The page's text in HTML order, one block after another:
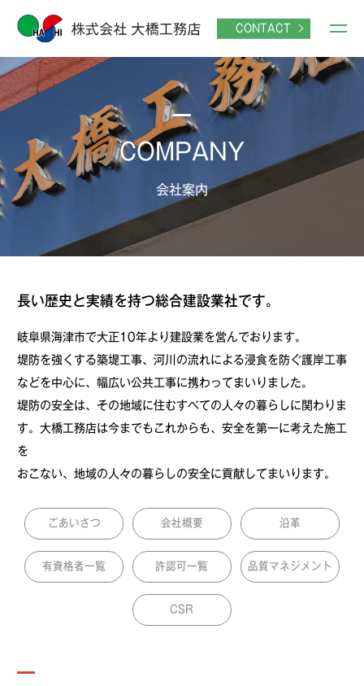
CONTACT
COMPANY
会社案内
長い歴史と実績を持つ総合建設業社です。
岐阜県海津市で大正10年より建設業を営んでおります。
堤防を強くする築堤工事、河川の流れによる浸食を防ぐ護岸工事
などを中心に、幅広い公共工事に携わってまいりました。
堤防の安全は、その地域に住むすべての人々の暮らしに関わりま
す。大橋工務店は今までもこれからも、安全を第一に考えた施工
を
おこない、地域の人々の暮らしの安全に貢献してまいります。
ごあいさつ 会社概要 沿革
有資格者一覧 許認可一覧 品質マネジメント
CSR